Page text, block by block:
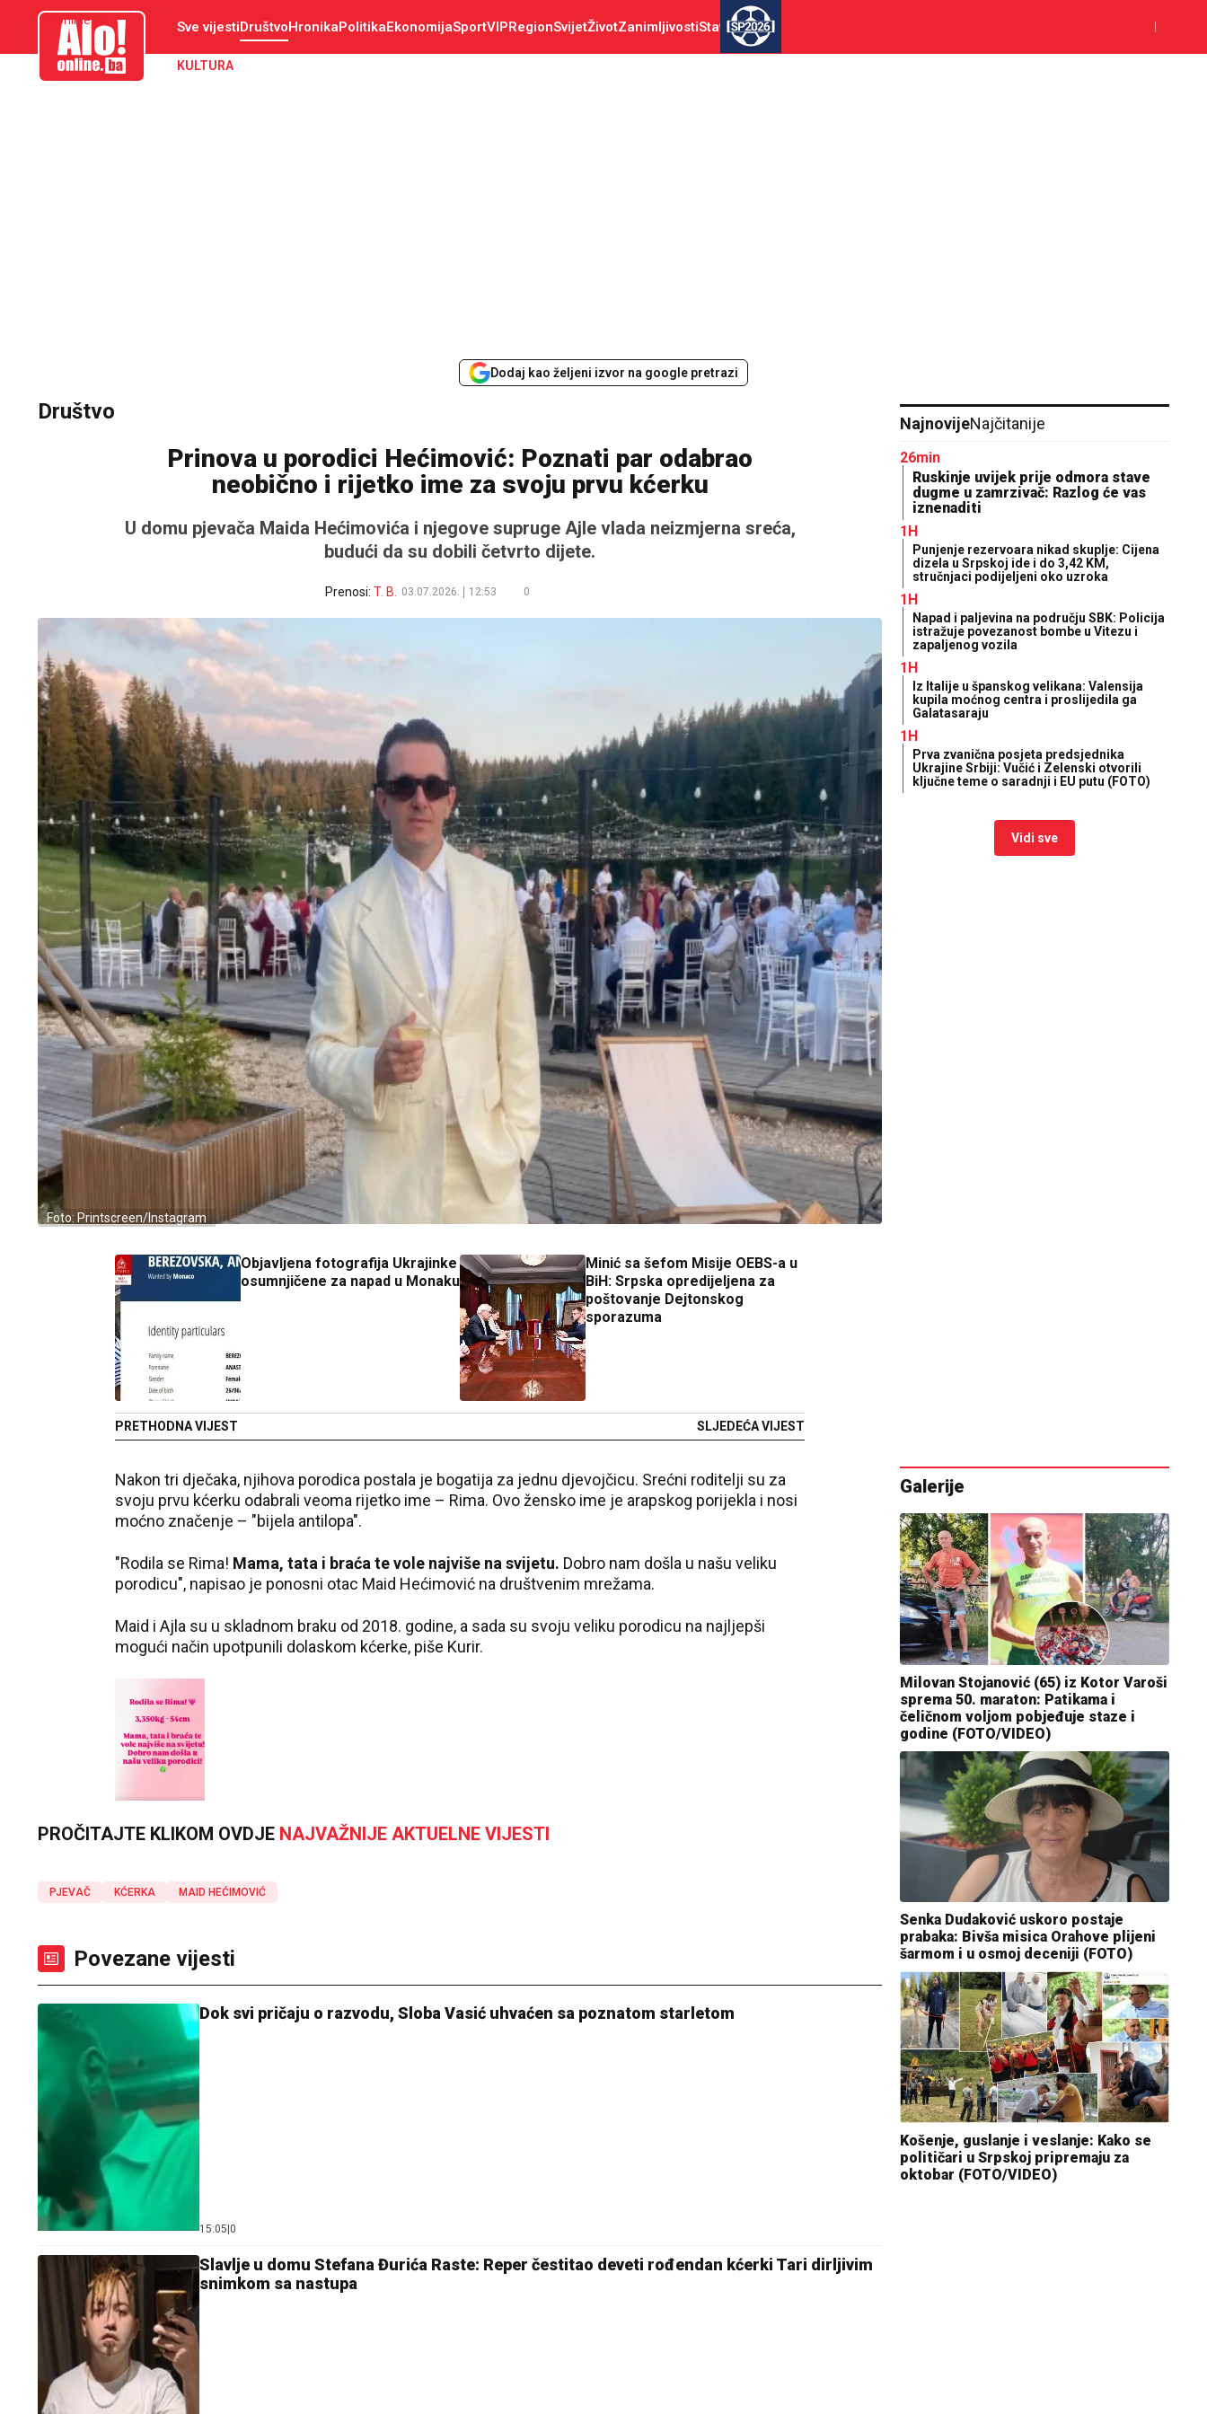
aloonline.ba Sve vijestiDruštvoHronikaPolitikaEkonomijaSportVIPRegionSvijetŽivotZanimljivostiStav SP2026
KULTURA
Dodaj kao željeni izvor na google pretrazi
Društvo
Prinova u porodici Hećimović: Poznati par odabrao
neobično i rijetko ime za svoju prvu kćerku
U domu pjevača Maida Hećimovića i njegove supruge Ajle vlada neizmjerna sreća,
budući da su dobili četvrto dijete.
Prenosi: T. B. 03.07.2026. 12:53 0
Foto: Printscreen/Instagram
Objavljena fotografija Ukrajinke
osumnjičene za napad u Monaku
PRETHODNA VIJEST
Minić sa šefom Misije OEBS-a u
BiH: Srpska opredijeljena za
poštovanje Dejtonskog
sporazuma
SLJEDEĆA VIJEST
Nakon tri dječaka, njihova porodica postala je bogatija za jednu djevojčicu. Srećni roditelji su za
svoju prvu kćerku odabrali veoma rijetko ime – Rima. Ovo žensko ime je arapskog porijekla i nosi
moćno značenje – "bijela antilopa".
"Rodila se Rima! Mama, tata i braća te vole najviše na svijetu. Dobro nam došla u našu veliku
porodicu", napisao je ponosni otac Maid Hećimović na društvenim mrežama.
Maid i Ajla su u skladnom braku od 2018. godine, a sada su svoju veliku porodicu na najljepši
mogući način upotpunili dolaskom kćerke, piše Kurir.
PROČITAJTE KLIKOM OVDJE NAJVAŽNIJE AKTUELNE VIJESTI
PJEVAČ KĆERKA MAID HEĆIMOVIĆ
Povezane vijesti
Dok svi pričaju o razvodu, Sloba Vasić uhvaćen sa poznatom starletom
15:05 0
Slavlje u domu Stefana Đurića Raste: Reper čestitao deveti rođendan kćerki Tari dirljivim
snimkom sa nastupa
NajnovijeNajčitanije
26min
Ruskinje uvijek prije odmora stave
dugme u zamrzivač: Razlog će vas
iznenaditi
1H
Punjenje rezervoara nikad skuplje: Cijena
dizela u Srpskoj ide i do 3,42 KM,
stručnjaci podijeljeni oko uzroka
1H
Napad i paljevina na području SBK: Policija
istražuje povezanost bombe u Vitezu i
zapaljenog vozila
1H
Iz Italije u španskog velikana: Valensija
kupila moćnog centra i proslijedila ga
Galatasaraju
1H
Prva zvanična posjeta predsjednika
Ukrajine Srbiji: Vučić i Zelenski otvorili
ključne teme o saradnji i EU putu (FOTO)
Vidi sve
Galerije
Milovan Stojanović (65) iz Kotor Varoši
sprema 50. maraton: Patikama i
čeličnom voljom pobjeđuje staze i
godine (FOTO/VIDEO)
Senka Dudaković uskoro postaje
prabaka: Bivša misica Orahove plijeni
šarmom i u osmoj deceniji (FOTO)
Košenje, guslanje i veslanje: Kako se
političari u Srpskoj pripremaju za
oktobar (FOTO/VIDEO)